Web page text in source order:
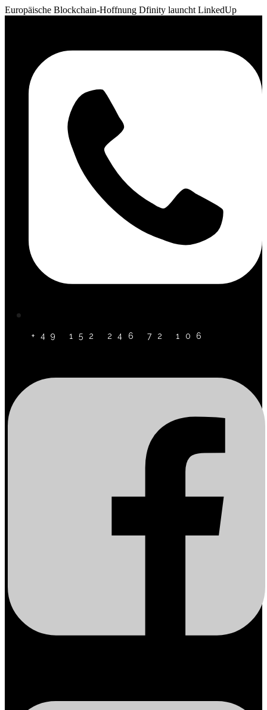
Europäische Blockchain-Hoffnung Dfinity launcht LinkedUp
+49 152 246 72 106